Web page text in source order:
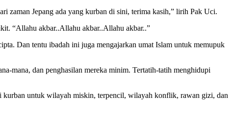
zaman Jepang ada yang kurban di sini, terima kasih,” lirih Pak Uci.
“Allahu akbar..Allahu akbar..Allahu akbar..”
Dan tentu ibadah ini juga mengajarkan umat Islam untuk memupuk
mana, dan penghasilan mereka minim. Tertatih-tatih menghidupi
kurban untuk wilayah miskin, terpencil, wilayah konflik, rawan gizi, dan